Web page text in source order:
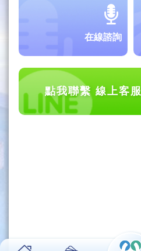
在線諮詢
點我聯繫 線上客服